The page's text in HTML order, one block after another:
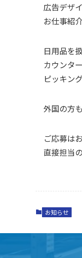
広告デザ
お仕事紹
日用品を
カウンタ
ピッキン
外国の方
ご応募は
直接担当
お知らせ